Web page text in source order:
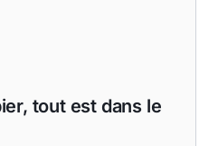
tout est dans le